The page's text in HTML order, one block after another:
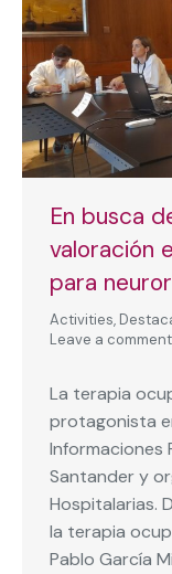
En busca
valoración
para
Activities,
Leave a comment
La terapia
protagonista
Informaciones
Santander y
Hospitalarias.
la terapia
Pablo García